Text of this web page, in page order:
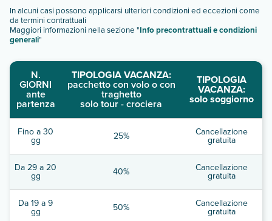
In alcuni casi possono applicarsi ulteriori condizioni ed eccezioni come
da termini contrattuali
Maggiori informazioni nella sezione "Info precontrattuali e condizioni
generali"
N.
GIORNI
ante
partenza
TIPOLOGIA VACANZA:
pacchetto con volo o con
traghetto
solo tour - crociera
TIPOLOGIA
VACANZA:
solo soggiorno
Fino a 30
gg 25% Cancellazione
gratuita
Da 29 a 20
gg 40% Cancellazione
gratuita
Da 19 a 9
gg 50% Cancellazione
gratuita